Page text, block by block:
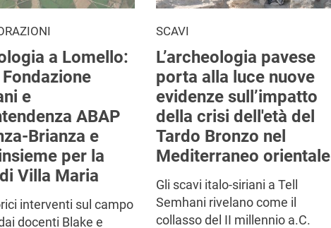
a Lomello:
Fondazione
e
ABAP
Brianza e
per la
Villa Maria
interventi sul campo
docenti Blake e
SCAVI
L’archeologia pavese
porta alla luce nuove
evidenze sull’impatto
della crisi dell'età del
Tardo Bronzo nel
Mediterraneo orientale
Gli scavi italo-siriani a Tell
Semhani rivelano come il
collasso del II millennio a.C.